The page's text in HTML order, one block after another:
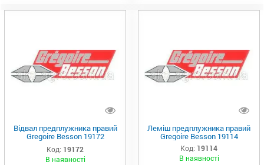
Відвал предплужника правий
Gregoire Besson 19172
Оригінал
Код: 19172
В наявності
Леміш предплужника правий
Gregoire Besson 19114
Код: 19114
В наявності